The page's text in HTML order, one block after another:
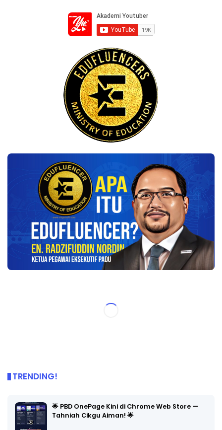
TRENDING!
🌟 PBD OnePage Kini di Chrome Web Store —
Tahniah Cikgu Aiman! 🌟